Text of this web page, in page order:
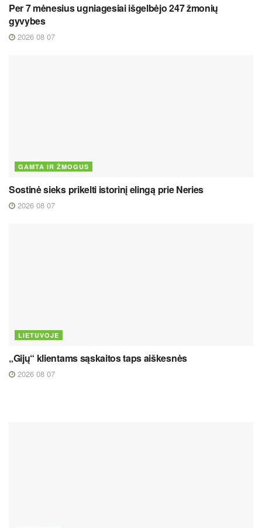
Per 7 mėnesius ugniagesiai išgelbėjo 247 žmonių
gyvybes
2026 08 07
GAMTA IR ŽMOGUS
Sostinė sieks prikelti istorinį elingą prie Neries
2026 08 07
LIETUVOJE
„Gijų“ klientams sąskaitos taps aiškesnės
2026 08 07